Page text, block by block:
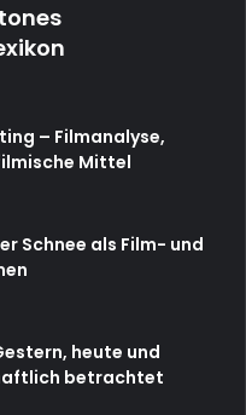
– Filmanalyse,
Mittel
Schnee als Film- und
heute und
betrachtet